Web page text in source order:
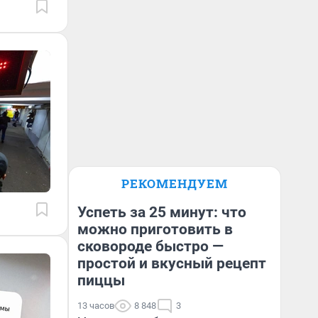
РЕКОМЕНДУЕМ
Успеть за 25 минут: что
можно приготовить в
сковороде быстро —
простой и вкусный рецепт
пиццы
13 часов 8 848 3